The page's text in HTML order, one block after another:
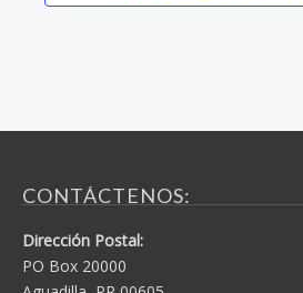
CONTÁCTENOS:
Dirección Postal:
PO Box 20000